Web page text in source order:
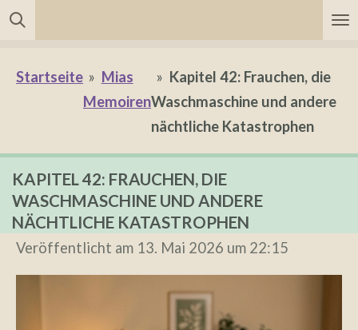
Zum
Hauptinhalt
springen
Startseite » Mias
Memoiren
» Kapitel 42: Frauchen, die
Waschmaschine und andere
nächtliche Katastrophen
KAPITEL 42: FRAUCHEN, DIE
WASCHMASCHINE UND ANDERE
NÄCHTLICHE KATASTROPHEN
Veröffentlicht am 13. Mai 2026 um 22:15